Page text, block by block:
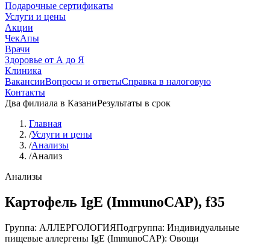
Подарочные сертификаты
Услуги и цены
Акции
ЧекАпы
Врачи
Здоровье от А до Я
Клиника
ВакансииВопросы и ответыСправка в налоговую
Контакты
Два филиала в КазаниРезультаты в срок
Главная
/Услуги и цены
/Анализы
/Анализ
Анализы
Картофель IgE (ImmunoCAP), f35
Группа: АЛЛЕРГОЛОГИЯПодгруппа: Индивидуальные
пищевые аллергены IgE (ImmunoCAP): Овощи